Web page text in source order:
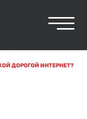
ДОРОГОЙ ИНТЕРНЕТ?